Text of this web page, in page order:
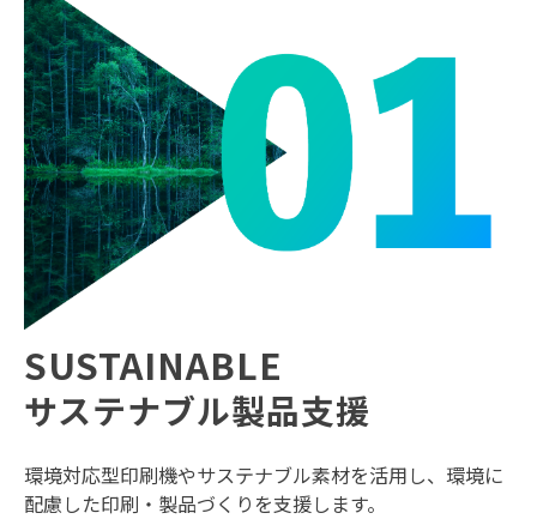
SUSTAINABLE
サステナブル製品支援
環境対応型印刷機やサステナブル素材を活用し、環境に
配慮した印刷・製品づくりを支援します。